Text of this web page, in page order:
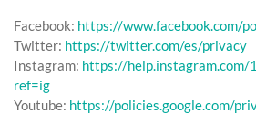
Facebook: https://www.facebook.com/
Twitter: https://twitter.com/es/privacy
Instagram: https://
ref=ig
Youtube: https://policies.google.com/